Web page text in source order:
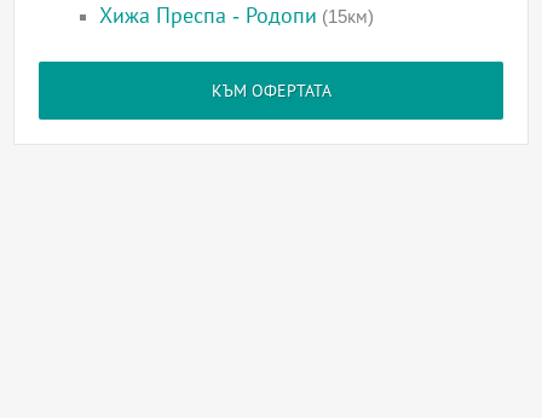
Хижа Преспа - Родопи (15км)
КЪМ ОФЕРТАТА